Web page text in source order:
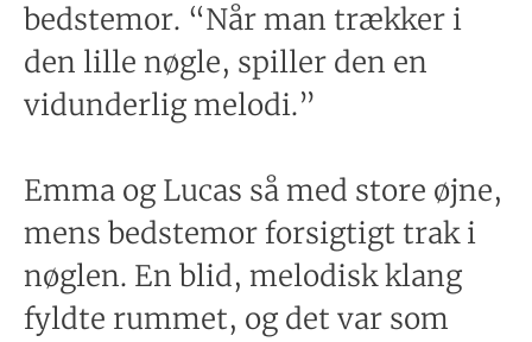
bedstemor. “Når man trækker i
den lille nøgle, spiller den en
vidunderlig melodi.”
Emma og Lucas så med store øjne,
mens bedstemor forsigtigt trak i
nøglen. En blid, melodisk klang
fyldte rummet, og det var som